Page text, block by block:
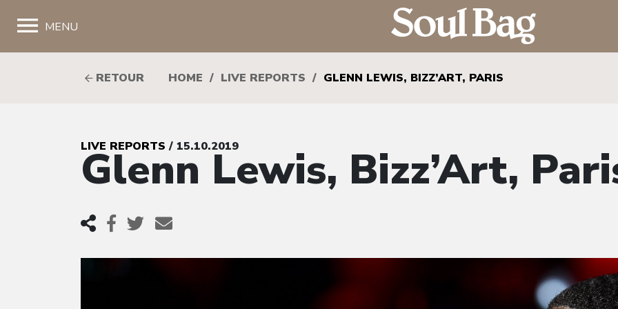
MENU
RETOUR HOME / LIVE REPORTS / GLENN LEWIS, BIZZ’ART, PARIS
LIVE REPORTS / 15.10.2019
Glenn Lewis, Bizz’Art,